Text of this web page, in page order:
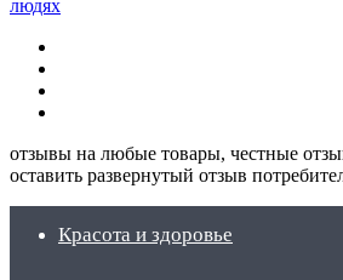
отзывы на любые товары, честные
оставить развернутый отзыв
Красота и здоровье